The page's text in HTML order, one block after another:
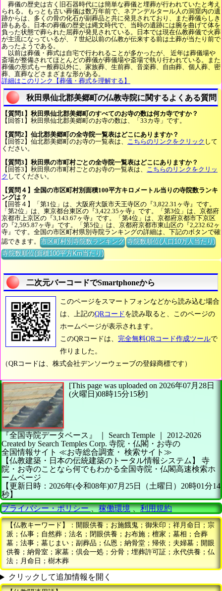
葬儀の歴史は古く旧石器時代には簡単な葬儀と埋葬が行われていたと考え
られる。もっとも古い葬儀は数万年前で、ネアンデルタール人の洞窟内の遺
跡からは、多くの骨の化石が副葬品と共に発見されており、また葬儀らしき
跡もある。日本の葬儀の歴史は縄文時代で、当時の遺跡には腕を曲げて体を
負った状態で葬られた屈葬が発見されている。日本では現在仏教葬儀で火葬
が主流になっているが、７世紀以前の仏教が伝来する前は土葬が当たり前で
あったようである。
以前は葬儀・葬式は自宅で行われることが多かったが、 近年は葬儀場や
斎場が整備されてほとんどの葬儀が葬儀場や斎場で執り行われている。また
葬儀の形式も一般葬以外に、家族葬、生前葬、音楽葬、自由葬、個人葬、密
葬、直葬などさまざまな形がある。
詳細はこのリンク【葬儀・葬式を理解する】
秋田県仙北郡美郷町の仏教寺院に関するよくある質問
【質問1】秋田県仙北郡美郷町のすべてのお寺の数は何カ寺ですか？
【回答1】秋田県仙北郡美郷町のお寺の数は、「33カ寺」です。
【質問2】仙北郡美郷町の全寺院一覧表はどこにありますか？
【回答2】仙北郡美郷町のお寺の一覧表は、 こちらのリンクをクリック して
ください。
【質問3】秋田県の市町村ごとの全寺院一覧表はどこにありますか？
【回答3】秋田県の市町村ごとのお寺の一覧表は、 こちらのリンクをクリッ
ク してください。
【質問４】全国の市区町村別面積100平方キロメートル当りの寺院数ランキ
ングは？
【回答４】「第1位」は、大阪府大阪市天王寺区の『3,822.31ヶ寺』です。
「第2位」は、東京都台東区の『3,422.35ヶ寺』です。「第3位」は、京都府
京都市上京区の『3,143.67ヶ寺』です。「第4位」は、京都府京都市下京区
の『2,595.87ヶ寺』です。「第5位」は、京都府京都市東山区の『2,232.62ヶ
寺』です。全国の市区町村県別寺院ランキングの詳細は、下記のボタンで確
認できます。市区町村別寺院数ランキング 寺院数順位(人口10万人当たり)
寺院数順位(面積100平方Km当たり)
二次元バーコードでSmartphoneから
このページをスマートフォンなどから読み込む場合
は、上記のQRコード を読み取ると、このページの
ホームページが表示されます。
このQRコードは、 完全無料QRコード作成ツールで
作りました。
（QRコードは、株式会社デンソーウェーブの登録商標です）
[This page was uploaded on 2026年07月28日
(火曜日)08時15分15秒]
『全国寺院データベース』 ｜ Search Temple
2012-2026
Created by Search Temples Corp. 寺院・仏閣・お寺の
全国情報サイト ≪お寺総合調査・ 検索サイト≫
【仏教建築・日本の伝統建築のトータル情報システム】
寺
院・お寺のことなら何でもわかる全国寺院・仏閣高速検索ホ
ームページ
【更新日時：2026年(令和08年)07月25日（土曜日）20時01分14
秒】
プライバシー・ポリシー、稼働環境、利用規約
【仏教キーワード】：開眼供養；お施餓鬼；御朱印；祥月命日；宗
派；仏事；自然葬；法名；閉眼供養；お布施；檀家；墓相；合葬
墓；法事；墓じまい；副葬品；仏恩；納骨堂；帰依；夫婦墓；開眼
供養；納骨室；家墓；倶会一処；分骨；埋葬許可証；永代供養；仏
法；月命日；樹木葬
クリックして追加情報を開く